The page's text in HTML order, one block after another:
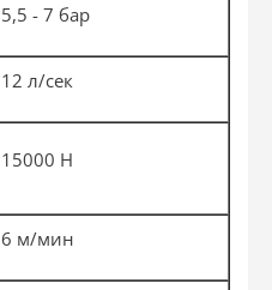
5,5 - 7 бар
12 л/сек
15000 Н
6 м/мин